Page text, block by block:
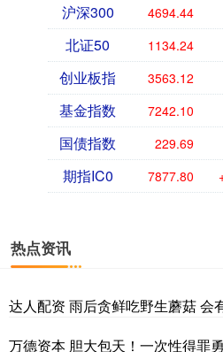
沪深300 4694.44
北证50 1134.24
创业板指 3563.12
基金指数 7242.10
国债指数 229.69
期指IC0 7877.80
热点资讯
达人配资 雨后贪鲜吃野生蘑菇 会
万德资本 胆大包天！一次性得罪